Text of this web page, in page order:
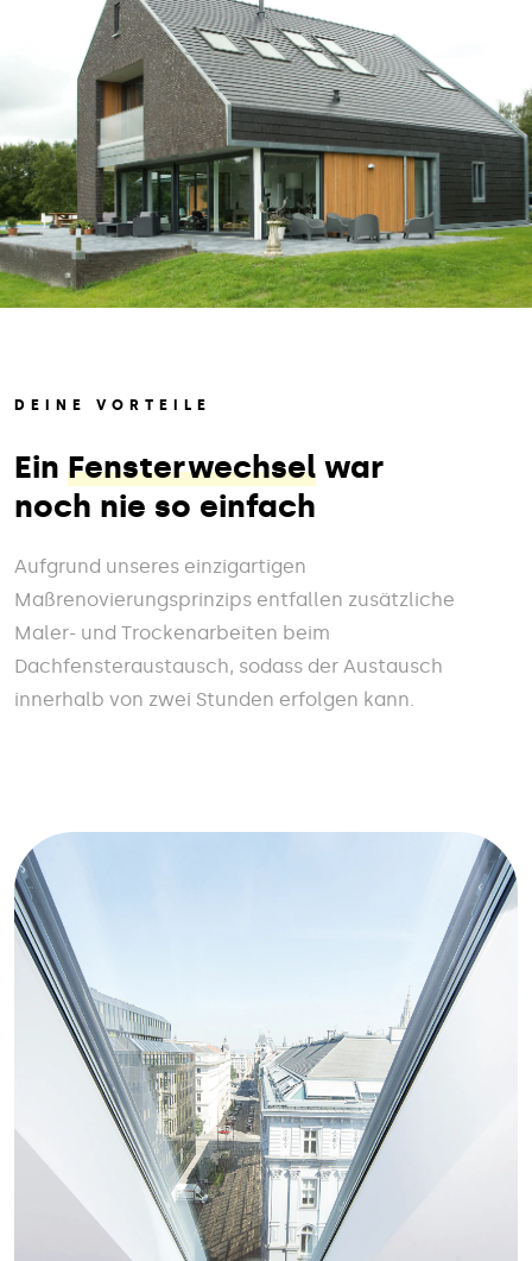
DEINE VORTEILE
Ein Fensterwechsel war
noch nie so einfach
Aufgrund unseres einzigartigen
Maßrenovierungsprinzips entfallen zusätzliche
Maler- und Trockenarbeiten beim
Dachfensteraustausch, sodass der Austausch
innerhalb von zwei Stunden erfolgen kann.